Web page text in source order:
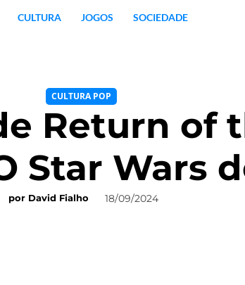
CULTURA JOGOS SOCIEDADE
CULTURA POP
Return of
Star Wars
por David Fialho 18/09/2024